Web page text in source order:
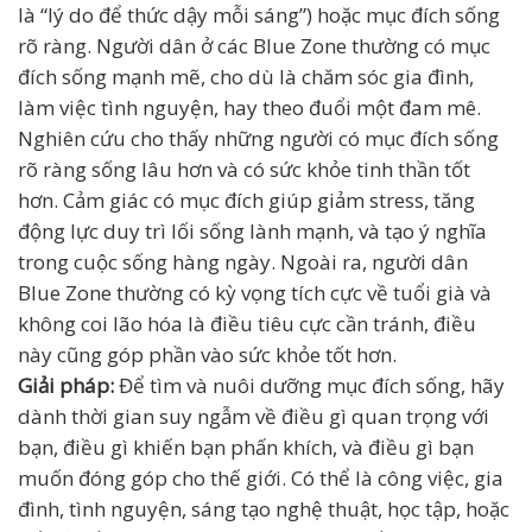
là “lý do để thức dậy mỗi sáng”) hoặc mục đích sống
rõ ràng. Người dân ở các Blue Zone thường có mục
đích sống mạnh mẽ, cho dù là chăm sóc gia đình,
làm việc tình nguyện, hay theo đuổi một đam mê.
Nghiên cứu cho thấy những người có mục đích sống
rõ ràng sống lâu hơn và có sức khỏe tinh thần tốt
hơn. Cảm giác có mục đích giúp giảm stress, tăng
động lực duy trì lối sống lành mạnh, và tạo ý nghĩa
trong cuộc sống hàng ngày. Ngoài ra, người dân
Blue Zone thường có kỳ vọng tích cực về tuổi già và
không coi lão hóa là điều tiêu cực cần tránh, điều
này cũng góp phần vào sức khỏe tốt hơn.
Giải pháp:Để tìm và nuôi dưỡng mục đích sống, hãy
dành thời gian suy ngẫm về điều gì quan trọng với
bạn, điều gì khiến bạn phấn khích, và điều gì bạn
muốn đóng góp cho thế giới. Có thể là công việc, gia
đình, tình nguyện, sáng tạo nghệ thuật, học tập, hoặc